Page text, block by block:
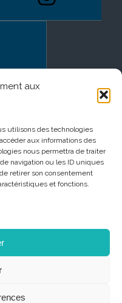
aux
utilisons des technologies
aux informations des
nous permettra de traiter
navigation ou les ID uniques
retirer son consentement
et fonctions.
Légales - Politique de